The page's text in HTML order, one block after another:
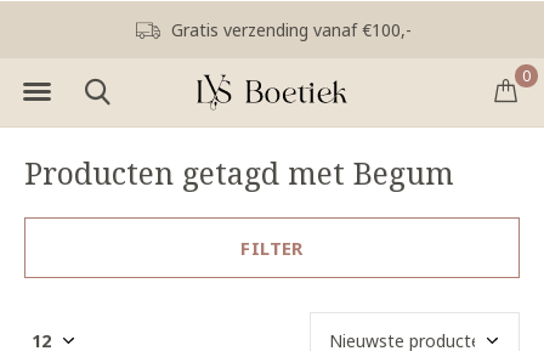
0
Gratis verzending vanaf €100,-
Producten getagd met Begum
FILTER